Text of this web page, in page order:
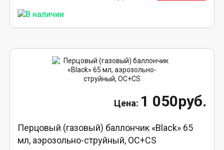
1 050руб.
Перцовый (газовый) баллончик «Black» 65
мл, аэрозольно-струйный, ОC+CS